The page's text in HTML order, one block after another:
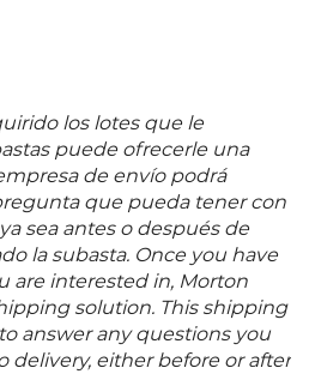
Arte Contemporáneo MUAC,
Ha creado varios alter egos
propuestas
Mallow", "MonsterTruck!!!"
x 140 cm
los lotes que le
puede ofrecerle una
de envío podrá
que pueda tener con
sea antes o después de
la subasta. Once you have
are interested in, Morton
solution. This shipping
answer any questions you
delivery, either before or after